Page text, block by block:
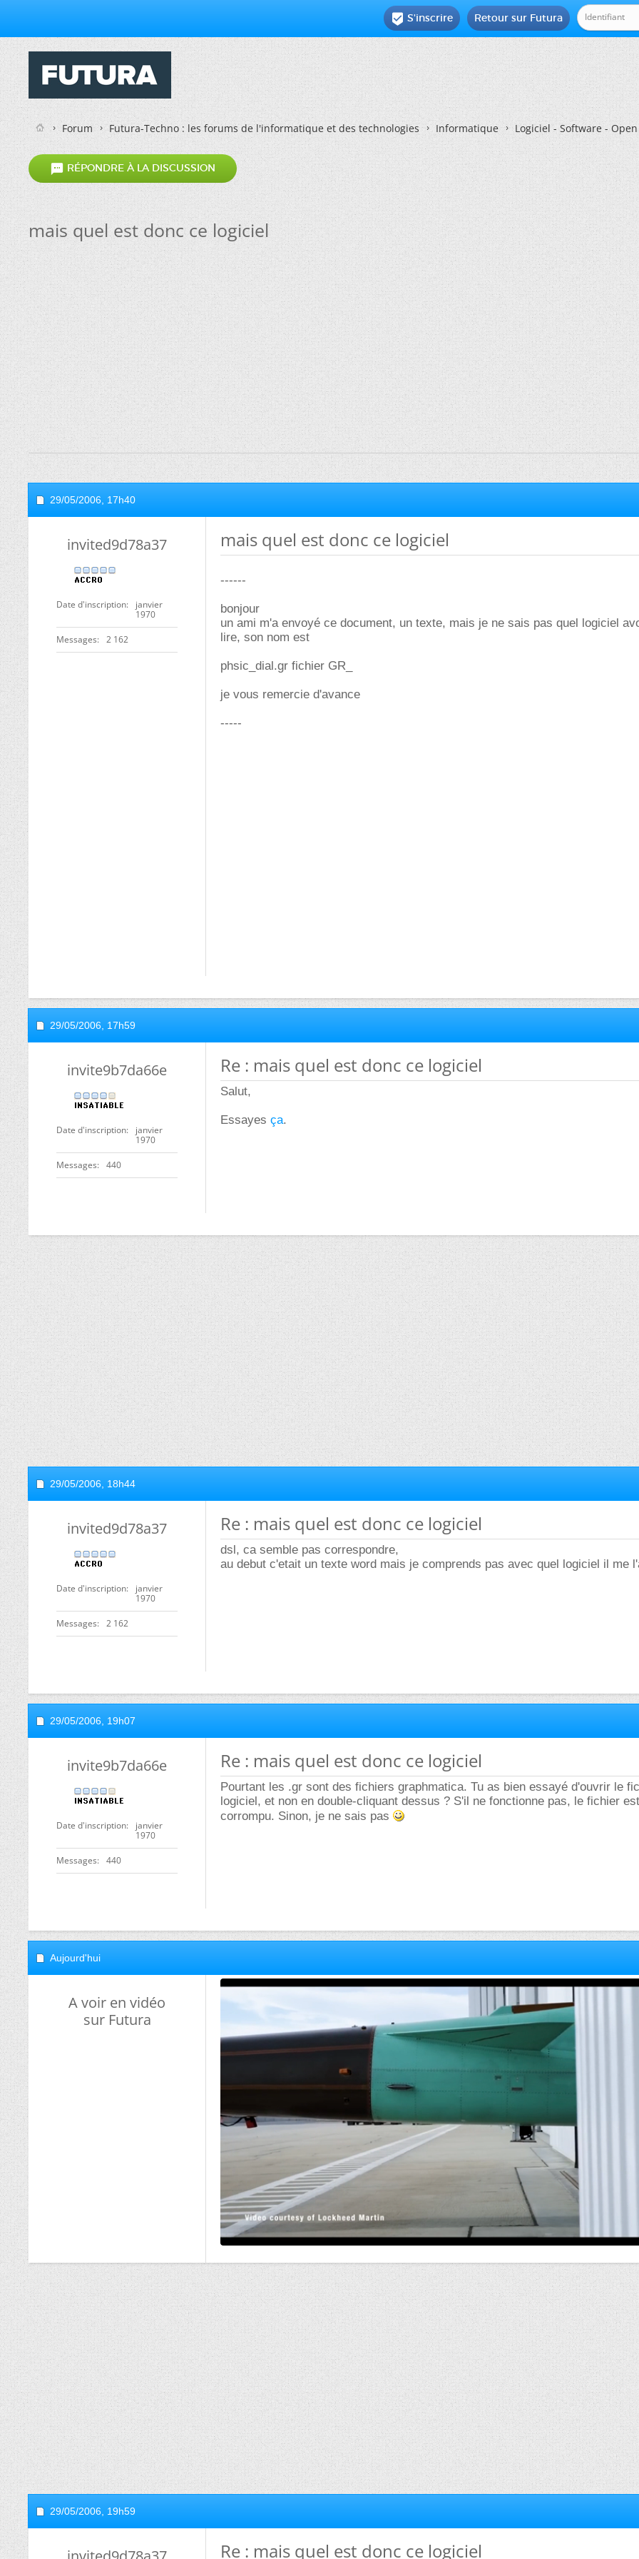
Retour sur Futura
 S'inscrire
Forum Futura-Techno : les forums de l'informatique et des technologies Informatique Logiciel - Software -
 RÉPONDRE À LA DISCUSSION
mais quel est donc ce logiciel
29/05/2006, 17h40
invited9d78a37
Date d'inscription
janvier
1970
Messages 2 162
mais quel est donc ce logiciel
------
bonjour
un ami m'a envoyé ce document, un texte, mais je ne sais pas quel logiciel
lire, son nom est
phsic_dial.gr fichier GR_
je vous remercie d'avance
-----
29/05/2006, 17h59
invite9b7da66e
Date d'inscription
janvier
1970
Messages 440
Re : mais quel est donc ce logiciel
Salut,
Essayes ça.
29/05/2006, 18h44
invited9d78a37
Date d'inscription
janvier
1970
Messages 2 162
Re : mais quel est donc ce logiciel
dsl, ca semble pas correspondre,
au debut c'etait un texte word mais je comprends pas avec quel logiciel il me
29/05/2006, 19h07
invite9b7da66e
Date d'inscription
janvier
1970
Messages 440
Re : mais quel est donc ce logiciel
Pourtant les .gr sont des fichiers graphmatica. Tu as bien essayé d'ouvrir le
logiciel, et non en double-cliquant dessus ? S'il ne fonctionne pas, le fichier
corrompu. Sinon, je ne sais pas
Aujourd'hui
A voir en vidéo
sur Futura
29/05/2006, 19h59
Re : mais quel est donc ce logiciel